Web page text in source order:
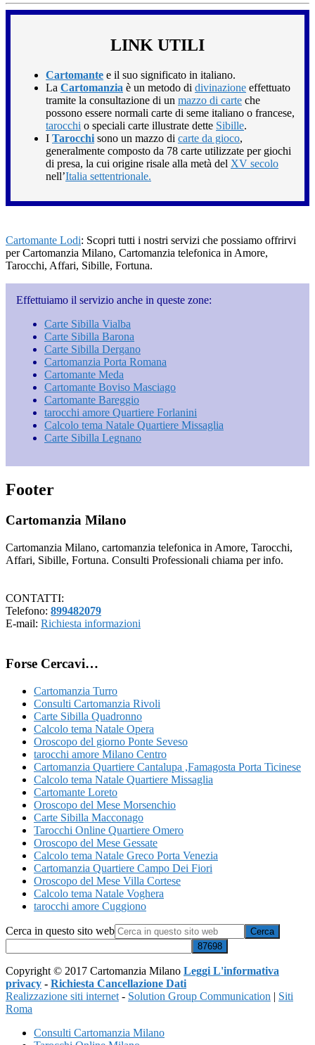
LINK UTILI
Cartomante e il suo significato in italiano.
La Cartomanzia è un metodo di divinazione effettuato
tramite la consultazione di un mazzo di carte che
possono essere normali carte di seme italiano o francese,
tarocchi o speciali carte illustrate dette Sibille.
I Tarocchi sono un mazzo di carte da gioco,
generalmente composto da 78 carte utilizzate per giochi
di presa, la cui origine risale alla metà del XV secolo
nell’Italia settentrionale.
Cartomante Lodi: Scopri tutti i nostri servizi che possiamo offrirvi
per Cartomanzia Milano, Cartomanzia telefonica in Amore,
Tarocchi, Affari, Sibille, Fortuna.
Effettuiamo il servizio anche in queste zone:
Carte Sibilla Vialba
Carte Sibilla Barona
Carte Sibilla Dergano
Cartomanzia Porta Romana
Cartomante Meda
Cartomante Boviso Masciago
Cartomante Bareggio
tarocchi amore Quartiere Forlanini
Calcolo tema Natale Quartiere Missaglia
Carte Sibilla Legnano
Footer
Cartomanzia Milano
Cartomanzia Milano, cartomanzia telefonica in Amore, Tarocchi,
Affari, Sibille, Fortuna. Consulti Professionali chiama per info.
CONTATTI:
Telefono: 899482079
E-mail: Richiesta informazioni
Forse Cercavi…
Cartomanzia Turro
Consulti Cartomanzia Rivoli
Carte Sibilla Quadronno
Calcolo tema Natale Opera
Oroscopo del giorno Ponte Seveso
tarocchi amore Milano C​entro​
Cartomanzia Quartiere Cantalupa ​,Famagosta​ Porta Ticinese
Calcolo tema Natale Quartiere Missaglia
Cartomante Loreto
Oroscopo del Mese Morsenchio
Carte Sibilla Macconago
Tarocchi Online Quartiere Omero
Oroscopo del Mese Gessate
Calcolo tema Natale Greco Porta Venezia
Cartomanzia Quartiere Campo Dei Fiori
Oroscopo del Mese Villa Cortese
Calcolo tema Natale Voghera
tarocchi amore Cuggiono
Cerca in questo sito web
Copyright © 2017 Cartomanzia Milano Leggi L'informativa
privacy - Richiesta Cancellazione Dati
Realizzazione siti internet - Solution Group Communication | Siti
Roma
Consulti Cartomanzia Milano